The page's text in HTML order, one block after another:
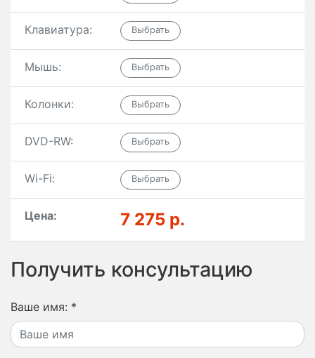
Клавиатура:
Мышь:
Колонки:
DVD-RW:
Wi-Fi:
Цена: 7 275 р.
Получить консультацию
Ваше имя: *